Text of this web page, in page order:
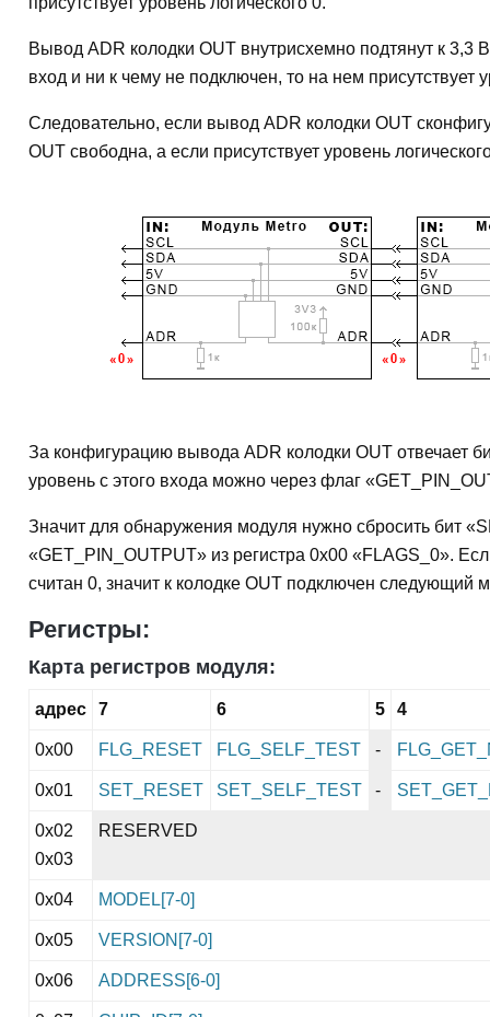
Вывод ADR колодки OUT внутрисхемно подтянут к 3,3
вход и ни к чему не подключен, то на нем присутствует
Следовательно, если вывод ADR колодки OUT
OUT свободна, а если присутствует уровень
За конфигурацию вывода ADR колодки OUT отвечает
уровень с этого входа можно через флаг
Значит для обнаружения модуля нужно сбросить бит
«GET_PIN_OUTPUT» из регистра 0x00 «FLAGS_0».
считан 0, значит к колодке OUT подключен следующий
Регистры:
Карта регистров модуля:
адрес 7 6 5 4
0x00 FLG_RESET FLG_SELF_TEST
0x01 SET_RESET SET_SELF_TEST
0x02
0x03
RESERVED
0x04 MODEL[7-0]
0x05 VERSION[7-0]
0x06 ADDRESS[6-0]